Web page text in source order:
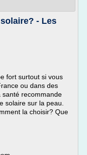
- Les
fort surtout si vous
ou dans des
santé recommande
solaire sur la peau.
la choisir? Que